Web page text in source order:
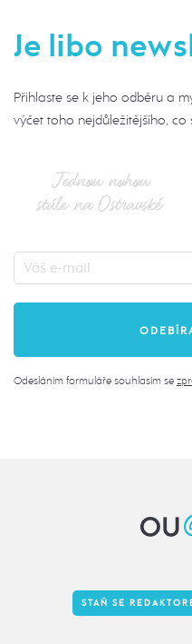
Je libo
Přihlaste se k jeho odběru a
výčet toho nejdůležitějšího, co
Jednou nohou
stále na Ostravské
Odesláním formuláře souhlasím se
STAŇ SE